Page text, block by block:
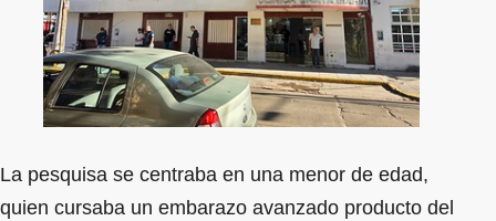
La pesquisa se centraba en una menor de edad,
quien cursaba un embarazo avanzado producto del